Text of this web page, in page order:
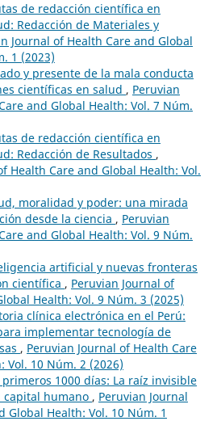
de redacción científica en
Redacción de Materiales y
Journal of Health Care and Global
1 (2023)
y presente de la mala conducta
científicas en salud , Peruvian
and Global Health: Vol. 7 Núm.
de redacción científica en
Redacción de Resultados ,
Health Care and Global Health: Vol.
moralidad y poder: una mirada
desde la ciencia , Peruvian
and Global Health: Vol. 9 Núm.
artificial y nuevas fronteras
científica , Peruvian Journal of
Health: Vol. 9 Núm. 3 (2025)
clínica electrónica en el Perú:
implementar tecnología de
, Peruvian Journal of Health Care
Vol. 10 Núm. 2 (2026)
primeros 1000 días: La raíz invisible
capital humano , Peruvian Journal
Global Health: Vol. 10 Núm. 1